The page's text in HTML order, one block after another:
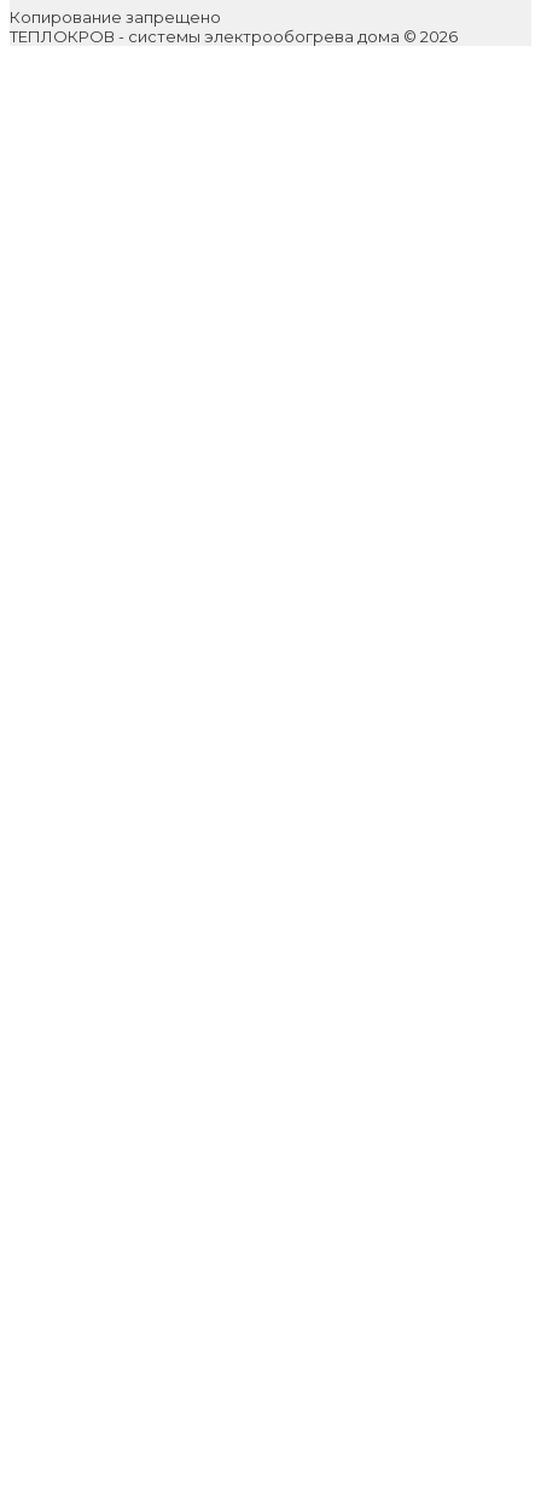
Копирование запрещено
ТЕПЛОКРОВ - системы электрообогрева дома © 2026